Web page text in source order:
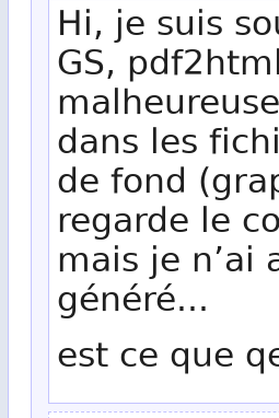
Hi, je suis
GS,
dans les
de fond
regarde le
mais je
généré...
est ce que